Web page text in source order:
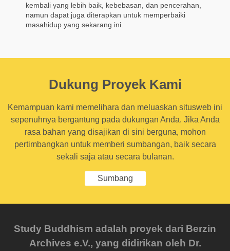
kembali yang lebih baik, kebebasan, dan pencerahan,
namun dapat juga diterapkan untuk memperbaiki
masahidup yang sekarang ini.
Dukung Proyek Kami
Kemampuan kami memelihara dan meluaskan situsweb ini
sepenuhnya bergantung pada dukungan Anda. Jika Anda
rasa bahan yang disajikan di sini berguna, mohon
pertimbangkan untuk memberi sumbangan, baik secara
sekali saja atau secara bulanan.
Sumbang
Study Buddhism adalah proyek dari Berzin
Archives e.V., yang didirikan oleh Dr.